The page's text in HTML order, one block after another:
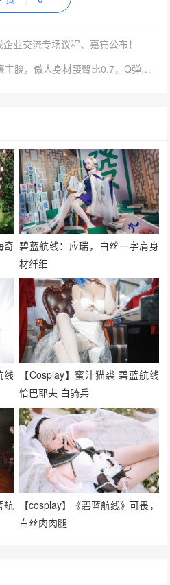
业交流专场议程、嘉宾公布！
下一篇：【Cosplay】蜂腰包裹丰腴，傲人身材腰臀比0.7，Q弹小蛮腰心动了！
奇 碧蓝航线：应瑞，白丝一字肩身
材纤细
线
【Cosplay】蜜汁猫裘 碧蓝航线
恰巴耶夫 白骑兵
航
【cosplay】《碧蓝航线》可畏，
白丝肉肉腿